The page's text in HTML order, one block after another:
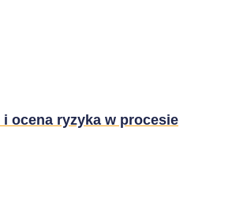
ocena ryzyka w procesie